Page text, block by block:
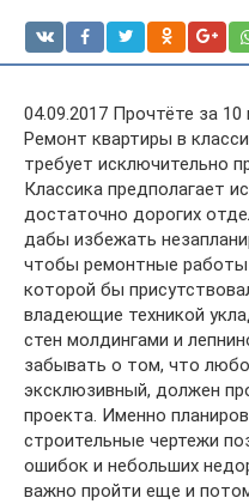
04.09.2017 Прочтёте за 10
Ремонт квартиры в
требует исключительно
Классика предполагает
достаточно дорогих
дабы избежать
чтобы ремонтные работы
которой бы
владеющие техникой
стен молдингами и
забывать о том, что
эксклюзивный, должен
проекта. Именно
строительные чертежи
ошибок и небольших
важно пройти еще и